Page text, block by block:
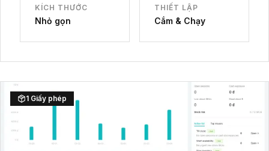
KÍCH THƯỚC
Nhỏ gọn
THIẾT LẬP
Cắm & Chạy
1 Giấy phép